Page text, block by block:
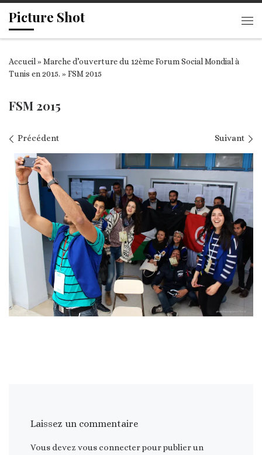
Passer au contenu
Picture Shot
Accueil» Marche d’ouverture du 12ème Forum Social Mondial à
Tunis en 2015. » FSM 2015
FSM 2015
Navigation des images
Précédent Suivant
Laissez un commentaire
Vous devez vous connecterpour publier un